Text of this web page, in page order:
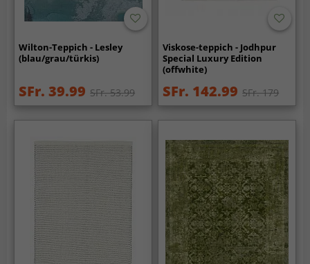
Wilton-Teppich - Lesley
(blau/grau/türkis)
SFr. 39.99 SFr. 53.99
Viskose-teppich - Jodhpur
Special Luxury Edition
(offwhite)
SFr. 142.99 SFr. 179